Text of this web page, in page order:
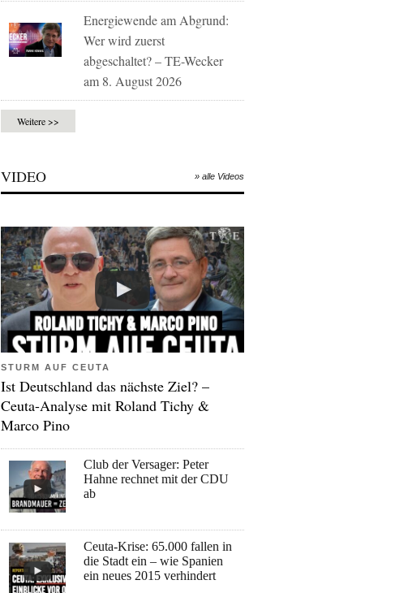
Energiewende am Abgrund:
Wer wird zuerst
abgeschaltet? – TE-Wecker
am 8. August 2026
Weitere >>
VIDEO » alle Videos
STURM AUF CEUTA
Ist Deutschland das nächste Ziel? –
Ceuta-Analyse mit Roland Tichy &
Marco Pino
Club der Versager: Peter
Hahne rechnet mit der CDU
ab
Ceuta-Krise: 65.000 fallen in
die Stadt ein – wie Spanien
ein neues 2015 verhindert